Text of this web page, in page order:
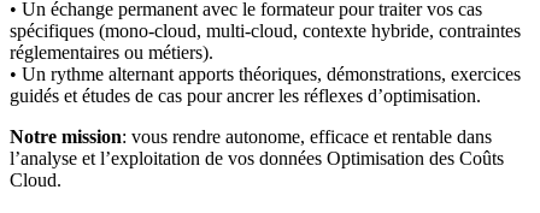
• Un échange permanent avec le formateur pour traiter vos cas
spécifiques (mono-cloud, multi-cloud, contexte hybride, contraintes
réglementaires ou métiers).
• Un rythme alternant apports théoriques, démonstrations, exercices
guidés et études de cas pour ancrer les réflexes d’optimisation.
Notre mission: vous rendre autonome, efficace et rentable dans
l’analyse et l’exploitation de vos données Optimisation des Coûts
Cloud.